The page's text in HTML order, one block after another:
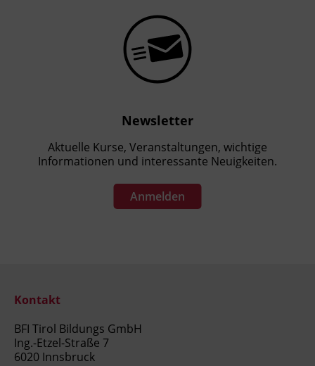
Newsletter
Aktuelle Kurse, Veranstaltungen, wichtige
Informationen und interessante Neuigkeiten.
Anmelden
Kontakt
BFI Tirol Bildungs GmbH
Ing.-Etzel-Straße 7
6020 Innsbruck